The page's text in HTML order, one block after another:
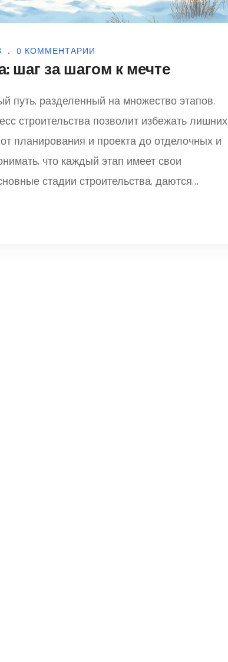
0 КОММЕНТАРИИ
шаг за шагом к мечте
путь, разделенный на множество этапов.
строительства позволит избежать лишних
планирования и проекта до отделочных и
что каждый этап имеет свои
стадии строительства, даются